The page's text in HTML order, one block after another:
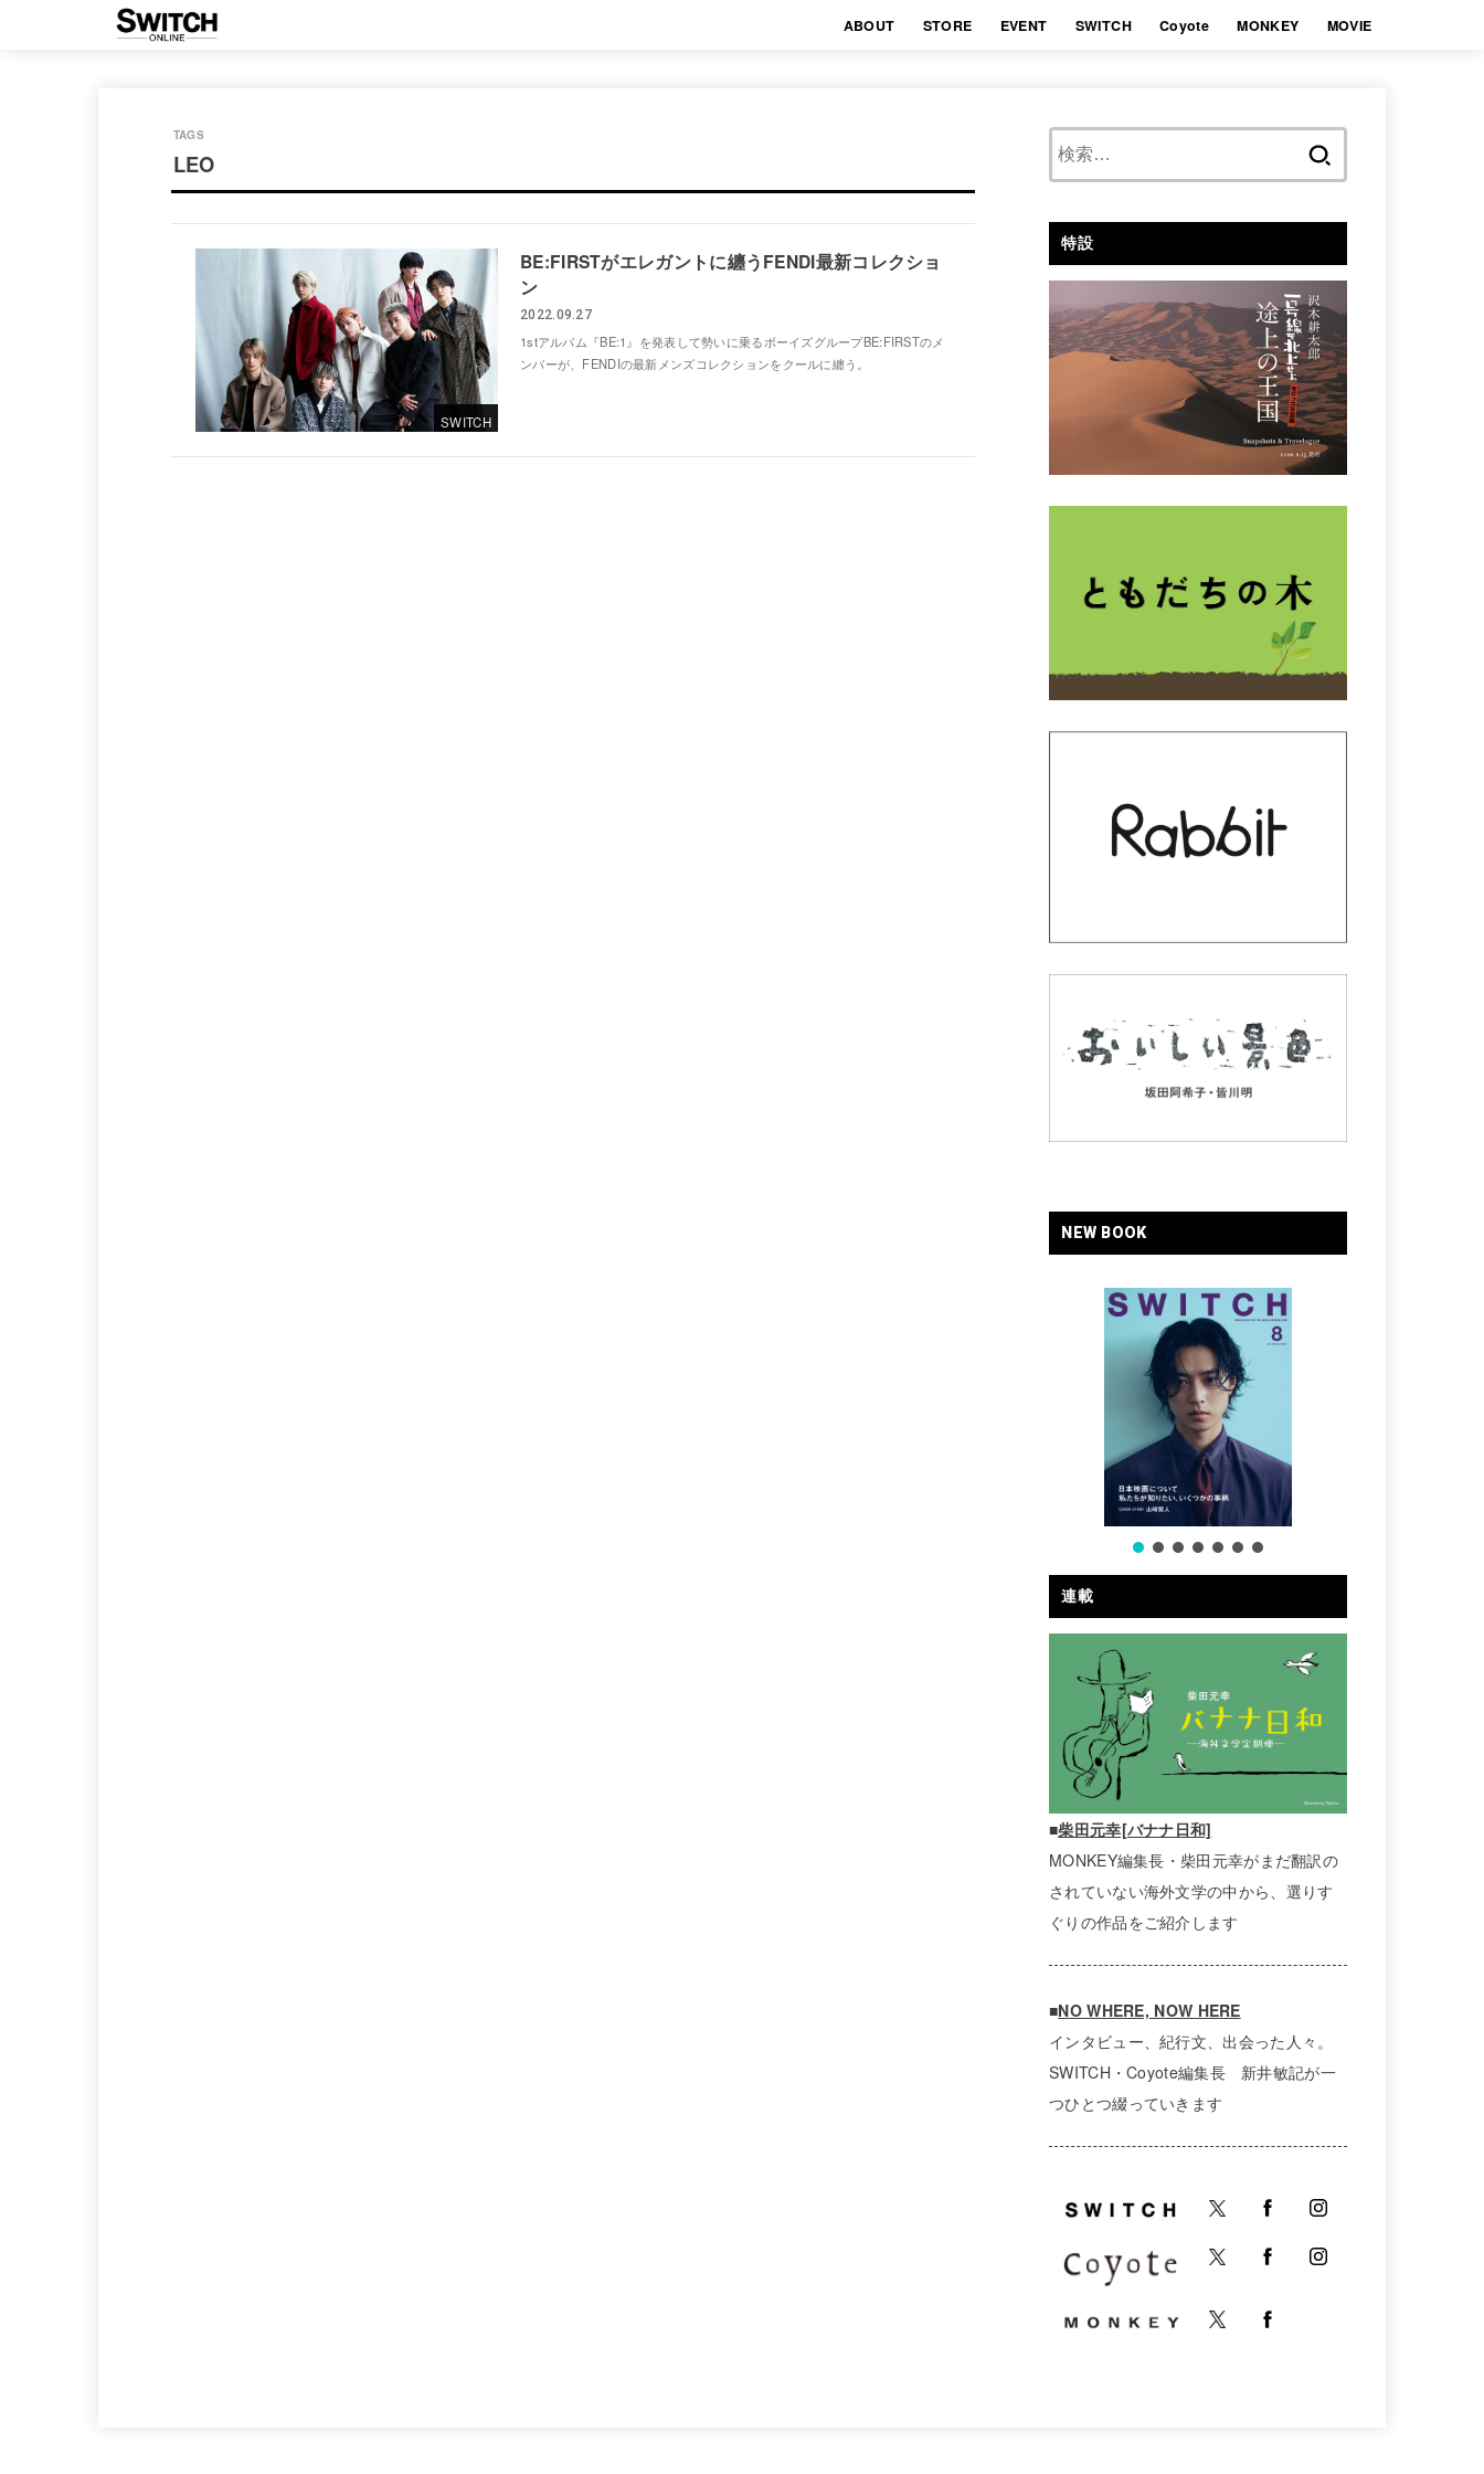
ABOUT STORE EVENT SWITCH Coyote MONKEY MOVIE
LEO
SWITCH
BE:FIRSTがエレガントに纏うFENDI最新コレクショ
ン
2022.09.27
1stアルバム『BE:1』を発表して勢いに乗るボーイズグループBE:FIRSTのメ
ンバーが、FENDIの最新メンズコレクションをクールに纏う。
特設
NEW BOOK
連載
■柴田元幸[バナナ日和]
MONKEY編集長・柴田元幸がまだ翻訳の
されていない海外文学の中から、選りす
ぐりの作品をご紹介します
■NO WHERE, NOW HERE
インタビュー、紀行文、出会った人々。
SWITCH・Coyote編集長 新井敏記が一
つひとつ綴っていきます